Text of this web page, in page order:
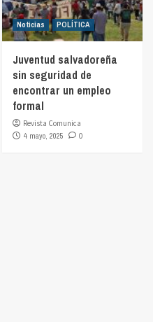
Noticias POLÍTICA
Juventud salvadoreña
sin seguridad de
encontrar un empleo
formal
Revista Comunica
4 mayo, 2025
0